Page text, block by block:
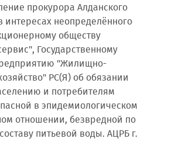
прокурора Алданского
интересах неопределённого
обществу
Государственному
"Жилищно-
РС(Я) об обязании
и потребителям
в эпидемиологическом
отношении, безвредной по
питьевой воды. АЦРБ г.